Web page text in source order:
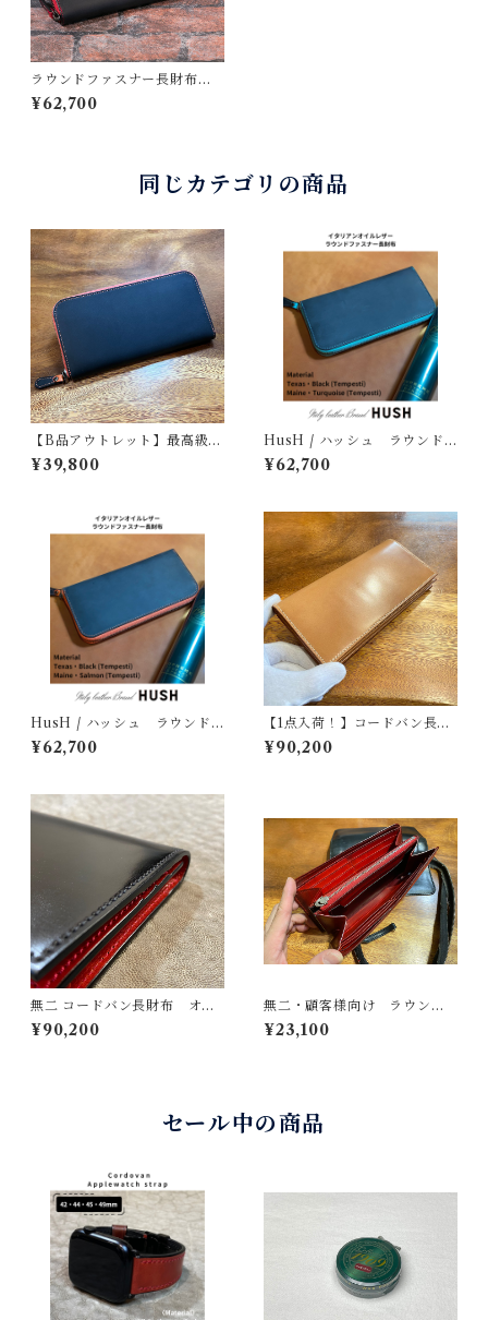
ラウンドファスナー長財布
ブラック×レッド | HusH ハッ
シュ
¥62,700
同じカテゴリの商品
【B品アウトレット】最高級オ
イルレザー ラウンドジップ長
財布 総貼り合わせ仕立て テン
¥39,800
HusH / ハッシュ ラウンド
ファスナー長財布 イタリー
オイル・ブラック×ターコイズ
¥62,700
HusH / ハッシュ ラウンド
ファスナー長財布 イタリー
オイルレザー・ブラック×サー
¥62,700
【1点入荷！】コードバン長財
布（札入れタイプ）ナチュラ
ル×ベージュ | 無二 MUNI
¥90,200
無二 コードバン長財布 オイ
ルコードバン・ブラック×イタ
リーショルダー・レッド 新
¥90,200
無二・顧客様向け ラウンド
ファスナー長財布のファスナ
ー交換
¥23,100
セール中の商品